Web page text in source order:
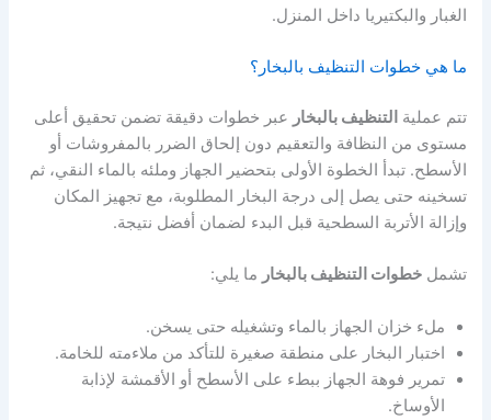
الغبار والبكتيريا داخل المنزل.
ما هي خطوات التنظيف بالبخار؟
تتم عملية التنظيف بالبخار عبر خطوات دقيقة تضمن تحقيق أعلى
مستوى من النظافة والتعقيم دون إلحاق الضرر بالمفروشات أو
الأسطح. تبدأ الخطوة الأولى بتحضير الجهاز وملئه بالماء النقي، ثم
تسخينه حتى يصل إلى درجة البخار المطلوبة، مع تجهيز المكان
وإزالة الأتربة السطحية قبل البدء لضمان أفضل نتيجة.
تشملخطوات التنظيف بالبخار ما يلي:
ملء خزان الجهاز بالماء وتشغيله حتى يسخن.
اختبار البخار على منطقة صغيرة للتأكد من ملاءمته للخامة.
تمرير فوهة الجهاز ببطء على الأسطح أو الأقمشة لإذابة
الأوساخ.